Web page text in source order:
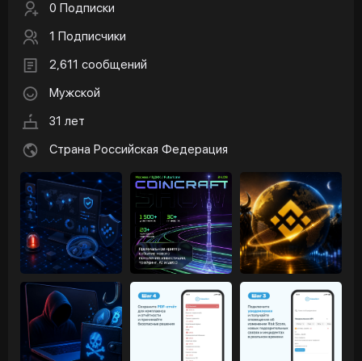
0 Подписки
1 Подписчики
2,611 сообщений
Мужской
31 лет
Страна Российская Федерация